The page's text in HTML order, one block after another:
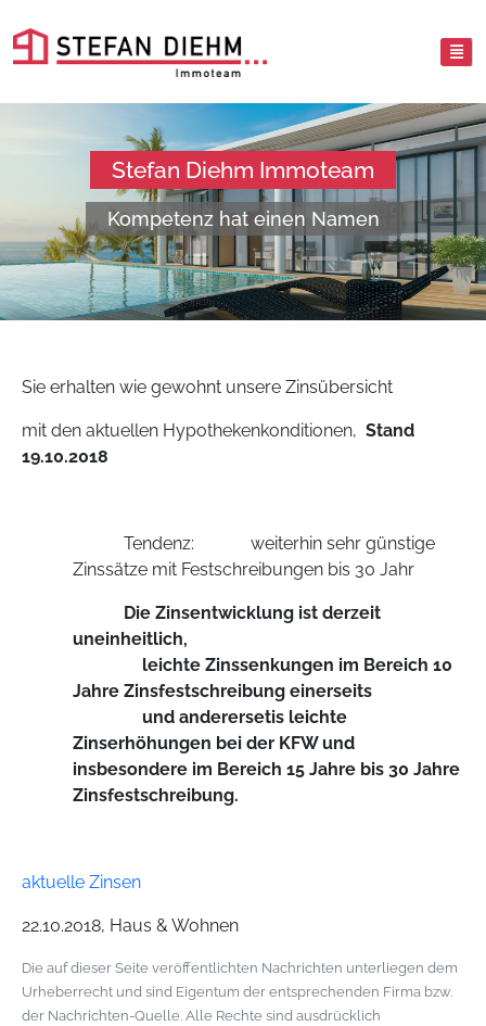
Stefan Diehm Immoteam
Kompetenz hat einen Namen
Sie erhalten wie gewohnt unsere Zinsübersicht
mit den aktuellen Hypothekenkonditionen, Stand
19.10.2018
Tendenz: weiterhin sehr günstige
Zinssätze mit Festschreibungen bis 30 Jahr
Die Zinsentwicklung ist derzeit
uneinheitlich,
leichte Zinssenkungen im Bereich 10
Jahre Zinsfestschreibung einerseits
und anderersetis leichte
Zinserhöhungen bei der KFW und
insbesondere im Bereich 15 Jahre bis 30 Jahre
Zinsfestschreibung.
aktuelle Zinsen
22.10.2018, Haus & Wohnen
Die auf dieser Seite veröffentlichten Nachrichten unterliegen dem
Urheberrecht und sind Eigentum der entsprechenden Firma bzw.
der Nachrichten-Quelle. Alle Rechte sind ausdrücklich